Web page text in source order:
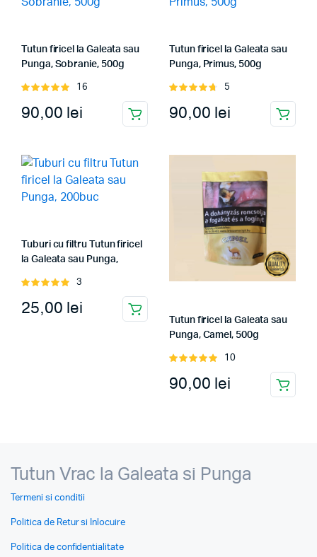
Tutun firicel la Galeata sau
Punga, Sobranie, 500g
Evaluat
5
16
90,00 lei
Tutun firicel la Galeata sau
Punga, Primus, 500g
Evaluat
5
5
90,00 lei
Tuburi cu filtru Tutun firicel
la Galeata sau Punga,
Evaluat
5
3
25,00 lei
Tutun firicel la Galeata sau
Punga, Camel, 500g
Evaluat
5
10
90,00 lei
Tutun Vrac la Galeata si Punga
Termeni si conditii
Politica de Retur si Inlocuire
Politica de confidentialitate